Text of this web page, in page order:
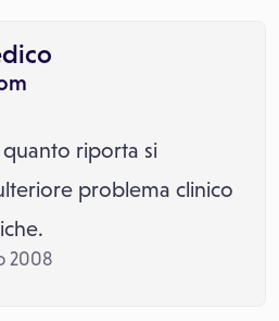
riporta si
problema clinico
2008